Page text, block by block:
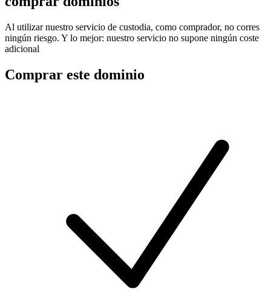
Al utilizar nuestro servicio de custodia, como comprador, no corres
ningún riesgo. Y lo mejor: nuestro servicio no supone ningún coste
adicional
Comprar este dominio